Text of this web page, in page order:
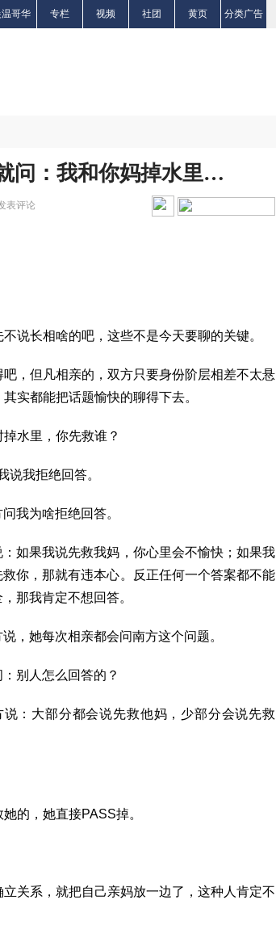
哥华 专栏 视频 社团 黄页 分类广告
问：我和你妈掉水里…
表评论
说长相啥的吧，这些不是今天要聊的关键。
，但凡相亲的，双方只要身份阶层相差不太悬
实都能把话题愉快的聊得下去。
水里，你先救谁？
说我拒绝回答。
我为啥拒绝回答。
：如果我说先救我妈，你心里会不愉快；如果我
救你，那就有违本心。反正任何一个答案都不能
那我肯定不想回答。
，她每次相亲都会问南方这个问题。
：别人怎么回答的？
说：大部分都会说先救他妈，少部分会说先救
的，她直接PASS掉。
关系，就把自己亲妈放一边了，这种人肯定不